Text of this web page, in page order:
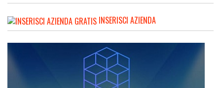
INSERISCI AZIENDA